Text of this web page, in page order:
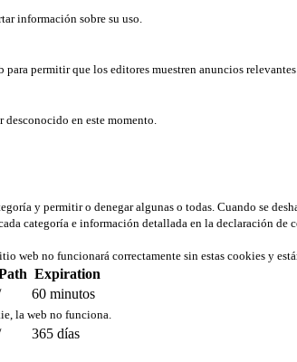
información sobre su uso.
permitir que los editores muestren anuncios
desconocido en este momento.
y permitir o denegar algunas o todas. Cuando se
categoría e información detallada en la declaración de
web no funcionará correctamente sin estas cookies y
Expiration
60 minutos
la web no funciona.
365 días